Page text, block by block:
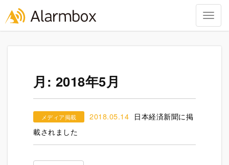
月: 2018年5月
メディア掲載 2018.05.14 日本経済新聞に掲
載されました